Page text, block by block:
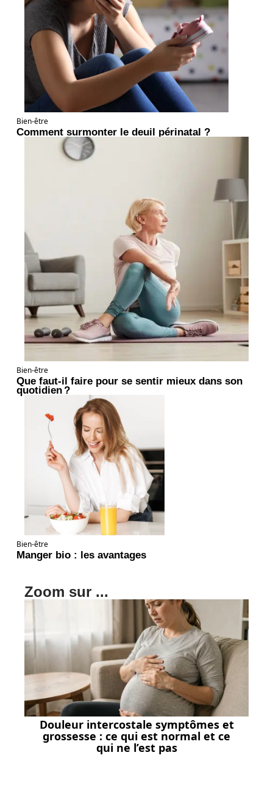
Bien-être
Comment surmonter le deuil périnatal ?
Bien-être
Que faut-il faire pour se sentir mieux dans son
quotidien ?
Bien-être
Manger bio : les avantages
Zoom sur ...
Douleur intercostale symptômes et
grossesse : ce qui est normal et ce
qui ne l’est pas